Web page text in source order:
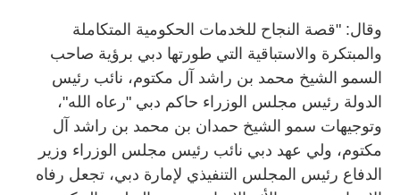
وقال: "قصة النجاح للخدمات الحكومية المتكاملة
والمبتكرة والاستباقية التي طورتها دبي برؤية صاحب
السمو الشيخ محمد بن راشد آل مكتوم، نائب رئيس
الدولة رئيس مجلس الوزراء حاكم دبي "رعاه الله"،
وتوجيهات سمو الشيخ حمدان بن محمد بن راشد آل
مكتوم، ولي عهد دبي نائب رئيس مجلس الوزراء وزير
الدفاع رئيس المجلس التنفيذي لإمارة دبي، تجعل رفاه